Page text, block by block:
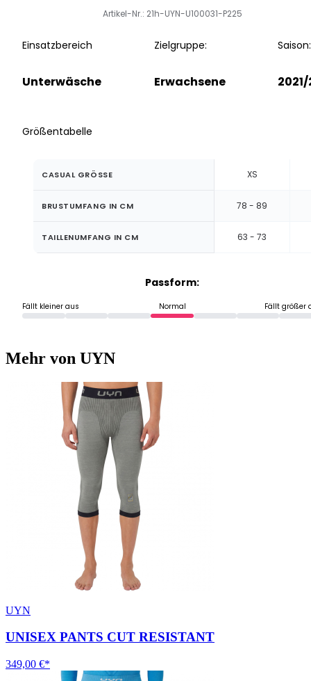
Artikel-Nr.: 21h-UYN-U100031-P225
Einsatzbereich
Unterwäsche
Zielgruppe:
Erwachsene
Saison:
Größentabelle
CASUAL GRÖSSE XS
BRUSTUMFANG IN CM 78 - 89
TAILLENUMFANG IN CM 63 - 73
Passform:
Fällt kleiner aus Normal Fällt größer
Mehr von UYN
UYN
UNISEX PANTS CUT RESISTANT
349,00 €*